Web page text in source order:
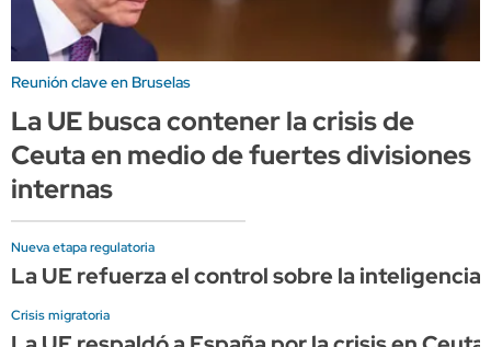
Reunión clave en Bruselas
La UE busca contener la crisis de
Ceuta en medio de fuertes divisiones
internas
Nueva etapa regulatoria
La UE refuerza el control sobre la
Crisis migratoria